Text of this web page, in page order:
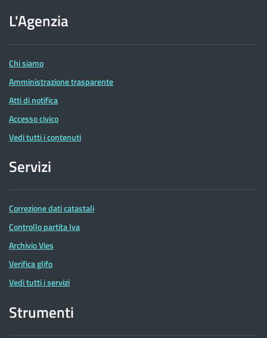
dell'Agenzia
delle
Entrate
L'Agenzia
Chi siamo
Amministrazione trasparente
Atti di notifica
Accesso civico
Vedi tutti i contenuti
Servizi
Correzione dati catastali
Controllo partita Iva
Archivio Vies
Verifica glifo
Vedi tutti i servizi
Strumenti